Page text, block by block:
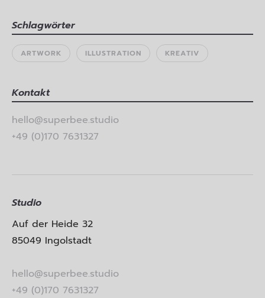
Schlagwörter
ARTWORK ILLUSTRATION KREATIV
Kontakt
hello@superbee.studio
+49 (0)170 7631327
Studio
Auf der Heide 32
85049 Ingolstadt
hello@superbee.studio
+49 (0)170 7631327